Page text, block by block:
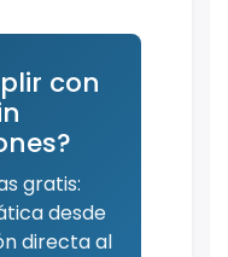
con
gratis:
desde
directa al